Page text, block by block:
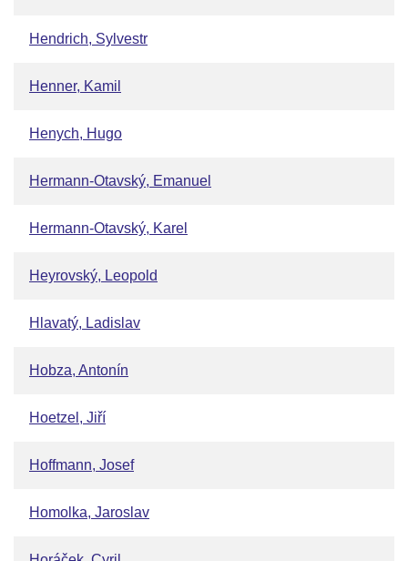
Hendrich, Sylvestr
Henner, Kamil
Henych, Hugo
Hermann-Otavský, Emanuel
Hermann-Otavský, Karel
Heyrovský, Leopold
Hlavatý, Ladislav
Hobza, Antonín
Hoetzel, Jiří
Hoffmann, Josef
Homolka, Jaroslav